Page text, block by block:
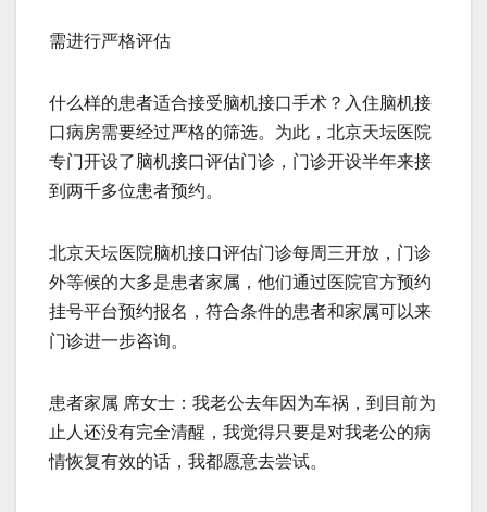
需进行严格评估
什么样的患者适合接受脑机接口手术？入住脑机接
口病房需要经过严格的筛选。为此，北京天坛医院
专门开设了脑机接口评估门诊，门诊开设半年来接
到两千多位患者预约。
北京天坛医院脑机接口评估门诊每周三开放，门诊
外等候的大多是患者家属，他们通过医院官方预约
挂号平台预约报名，符合条件的患者和家属可以来
门诊进一步咨询。
患者家属 席女士：我老公去年因为车祸，到目前为
止人还没有完全清醒，我觉得只要是对我老公的病
情恢复有效的话，我都愿意去尝试。